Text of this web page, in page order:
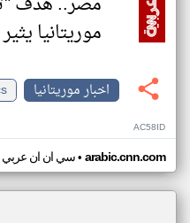
موريتانيا
اخبار موريتانيا
AC58ID
سي ان ان عربي• arabic.cnn.com